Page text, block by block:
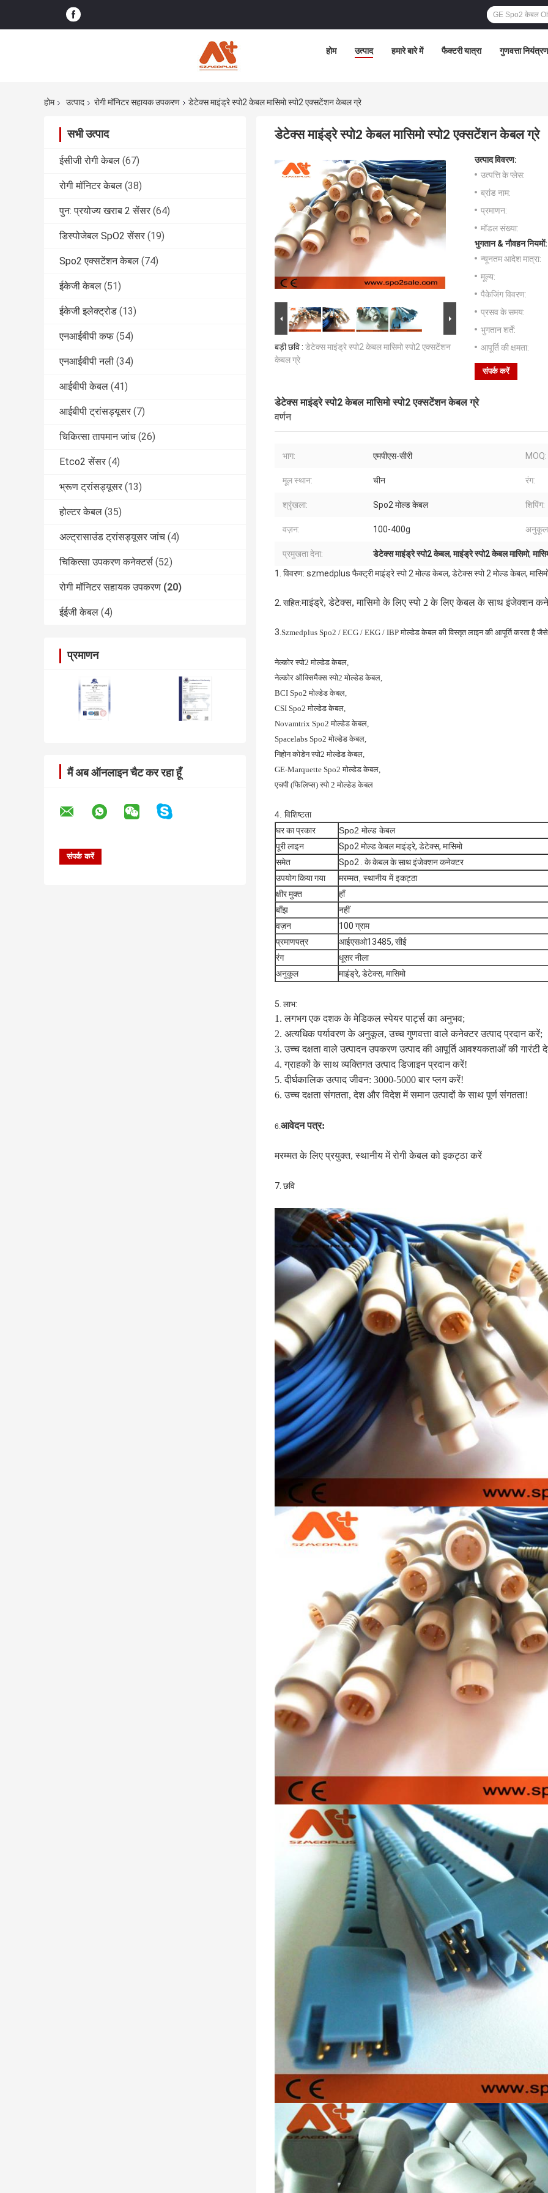
होम उत्पाद हमारे बारे में फैक्टरी यात्रा गुणवत्ता नियंत्रण
होम उत्पाद रोगी मॉनिटर सहायक उपकरण डेटेक्स माइंड्रे स्पो2 केबल मासिमो स्पो2 एक्सटेंशन केबल ग्रे
सभी उत्पाद
ईसीजी रोगी केबल (67)
रोगी मॉनिटर केबल (38)
पुन: प्रयोज्य खराब 2 सेंसर (64)
डिस्पोजेबल SpO2 सेंसर (19)
Spo2 एक्सटेंशन केबल (74)
ईकेजी केबल (51)
ईकेजी इलेक्ट्रोड (13)
एनआईबीपी कफ (54)
एनआईबीपी नली (34)
आईबीपी केबल (41)
आईबीपी ट्रांसड्यूसर (7)
चिकित्सा तापमान जांच (26)
Etco2 सेंसर (4)
भ्रूण ट्रांसड्यूसर (13)
होल्टर केबल (35)
अल्ट्रासाउंड ट्रांसड्यूसर जांच (4)
चिकित्सा उपकरण कनेक्टर्स (52)
रोगी मॉनिटर सहायक उपकरण (20)
ईईजी केबल (4)
प्रमाणन
मैं अब ऑनलाइन चैट कर रहा हूँ
डेटेक्स माइंड्रे स्पो2 केबल मासिमो स्पो2 एक्सटेंशन केबल ग्रे
बड़ी छवि : डेटेक्स माइंड्रे स्पो2 केबल मासिमो स्पो2 एक्सटेंशन
केबल ग्रे
उत्पाद विवरण:
उत्पत्ति के प्लेस:
ब्रांड नाम:
प्रमाणन:
मॉडल संख्या:
भुगतान & नौवहन नियमों:
न्यूनतम आदेश मात्रा:
मूल्य:
पैकेजिंग विवरण:
प्रसव के समय:
भुगतान शर्तें:
आपूर्ति की क्षमता:
संपर्क करें
डेटेक्स माइंड्रे स्पो2 केबल मासिमो स्पो2 एक्सटेंशन केबल ग्रे
वर्णन
भाग: एमपीएस-सीरी MOQ:
मूल स्थान: चीन रंग:
श्रृंखला: Spo2 मोल्ड केबल शिपिंग:
वज़न: 100-400g
प्रमुखता देना: डेटेक्स माइंड्रे स्पो2 केबल,माइंड्रे स्पो2 केबल मासिमो,
1. विवरण: szmedplus फैक्ट्री माइंड्रे स्पो 2 मोल्ड केबल, डेटेक्स स्पो 2 मोल्ड केबल,
2. सहित:माइंड्रे, डेटेक्स, मासिमो के लिए स्पो 2 के लिए केबल के साथ इंजेक्शन
3.Szmedplus Spo2 / ECG / EKG / IBP मोल्डेड केबल की विस्तृत लाइन की आपूर्ति करता है
नेल्कोर स्पो2 मोल्डेड केबल,
नेल्कोर ऑक्सिमैक्स स्पो2 मोल्डेड केबल,
BCI Spo2 मोल्डेड केबल,
CSI Spo2 मोल्डेड केबल,
Novamtrix Spo2 मोल्डेड केबल,
Spacelabs Spo2 मोल्डेड केबल,
निहोन कोडेन स्पो2 मोल्डेड केबल,
GE-Marquette Spo2 मोल्डेड केबल,
एचपी (फिलिप्स) स्पो 2 मोल्डेड केबल
4. विशिष्टता
घर का प्रकार
Spo2 मोल्ड केबल
पूरी लाइन
Spo2 मोल्ड केबल माइंड्रे, डेटेक्स, मासिमो
समेत
Spo2 . के केबल के साथ इंजेक्शन कनेक्टर
उपयोग किया गया
मरम्मत, स्थानीय में इकट्ठा
क्षीर मुक्त
हाँ
बाँझ
नहीं
वज़न
100 ग्राम
प्रमाणपत्र
आईएसओ13485, सीई
रंग
धूसर नीला
अनुकूल
माइंड्रे, डेटेक्स, मासिमो
5. लाभ:
1. लगभग एक दशक के मेडिकल स्पेयर पार्ट्स का अनुभव;
2. अत्यधिक पर्यावरण के अनुकूल, उच्च गुणवत्ता वाले कनेक्टर उत्पाद प्रदान करें;
3. उच्च दक्षता वाले उत्पादन उपकरण उत्पाद की आपूर्ति आवश्यकताओं की गारंटी
4. ग्राहकों के साथ व्यक्तिगत उत्पाद डिजाइन प्रदान करें!
5. दीर्घकालिक उत्पाद जीवन: 3000-5000 बार प्लग करें!
6. उच्च दक्षता संगतता, देश और विदेश में समान उत्पादों के साथ पूर्ण संगतता!
6.आवेदन पत्र:
मरम्मत के लिए प्रयुक्त, स्थानीय में रोगी केबल को इकट्ठा करें
7. छवि